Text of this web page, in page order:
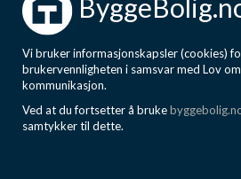
Vi bruker informasjonskapsler (cookies)
brukervennligheten i samsvar med Lov
kommunikasjon.
Ved at du fortsetter å bruke
samtykker til dette.